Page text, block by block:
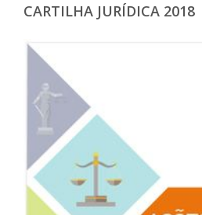
CARTILHA JURÍDICA 2018